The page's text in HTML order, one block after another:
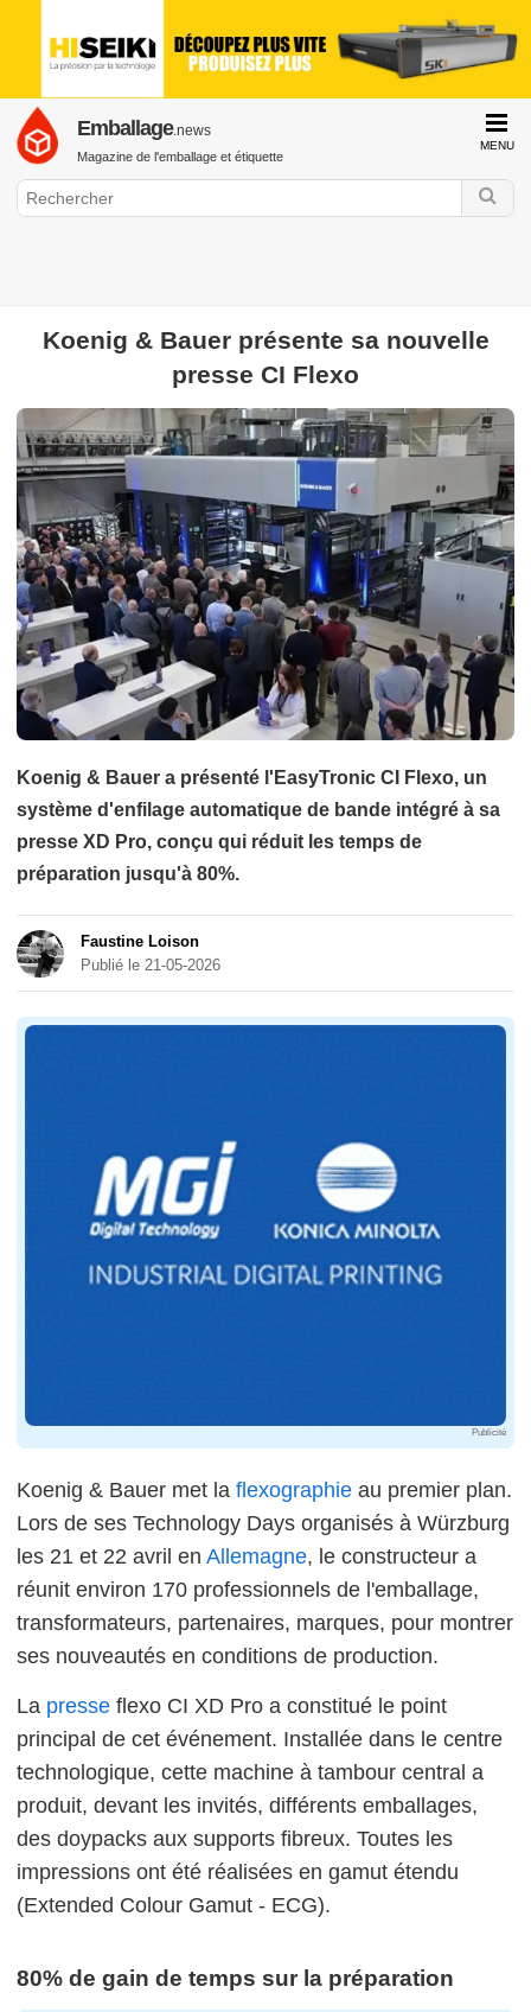
MENU
Emballage.news
Magazine de l'emballage et étiquette
GraphiLine.com
Emballage / Etiquette Drupa Emballage alimentaire
Koenig & Bauer présente sa nouvelle
presse CI Flexo
Koenig & Bauer a présenté l'EasyTronic CI Flexo, un
système d'enfilage automatique de bande intégré à sa
presse XD Pro, conçu qui réduit les temps de
préparation jusqu'à 80%.
Faustine Loison
Publié le 21-05-2026
Publicité
Koenig & Bauer met la flexographie au premier plan.
Lors de ses Technology Days organisés à Würzburg
les 21 et 22 avril en Allemagne, le constructeur a
réunit environ 170 professionnels de l'emballage,
transformateurs, partenaires, marques, pour montrer
ses nouveautés en conditions de production.
La presse flexo CI XD Pro a constitué le point
principal de cet événement. Installée dans le centre
technologique, cette machine à tambour central a
produit, devant les invités, différents emballages,
des doypacks aux supports fibreux. Toutes les
impressions ont été réalisées en gamut étendu
(Extended Colour Gamut - ECG).
80% de gain de temps sur la préparation